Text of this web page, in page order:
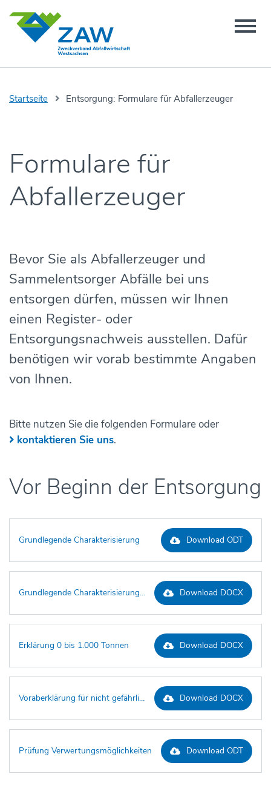
Startseite Entsorgung: Formulare für Abfallerzeuger
Formulare für
Abfallerzeuger
Bevor Sie als Abfallerzeuger und
Sammelentsorger Abfälle bei uns
entsorgen dürfen, müssen wir Ihnen
einen Register- oder
Entsorgungsnachweis ausstellen. Dafür
benötigen wir vorab bestimmte Angaben
von Ihnen.
Bitte nutzen Sie die folgenden Formulare oder
kontaktieren Sie uns.
Vor Beginn der Entsorgung
Grundlegende Charakterisierung Download ODT
Grundlegende Charakterisierung Asbest und Dämmmaterial Download DOCX
Erklärung 0 bis 1.000 Tonnen Download DOCX
Voraberklärung für nicht gefährliche Abfälle Download DOCX
Prüfung Verwertungsmöglichkeiten Download ODT